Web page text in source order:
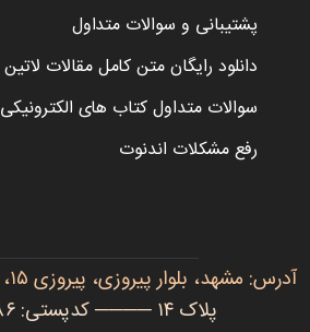
پشتیبانی و سوالات متداول
دانلود رایگان متن کامل مقالات لاتین
سوالات متداول کتاب های الکترونیکی
رفع مشکلات اندنوت
پلاک ۱۴ ──── کدپستی: ۹۱۷۷۷۳۴۴۸۶